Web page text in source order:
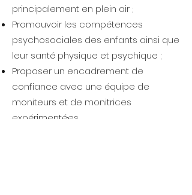
principalement en plein air ;
Promouvoir les compétences
psychosociales des enfants ainsi que
leur santé physique et psychique ;
Proposer un encadrement de
confiance avec une équipe de
moniteurs et de monitrices
expérimenté·es.